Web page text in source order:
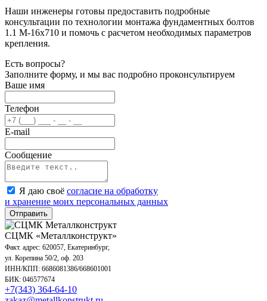
Наши инженеры готовы предоставить подробные
консультации по технологии монтажа фундаментных болтов
1.1 М-16х710 и помочь с расчетом необходимых параметров
крепления.
Есть вопросы?
Заполните форму, и мы вас подробно проконсультируем
Ваше имя
Телефон
E-mail
Сообщение
Я даю своё согласие на обработку
и хранение моих персональных данных
Отправить
СЦМК «Металлконструкт»
Факт. адрес: 620057, Екатеринбург,
ул. Корепина 50/2, оф. 203
ИНН/КПП: 6686081386/668601001
БИК: 046577674
+7(343) 364-64-10